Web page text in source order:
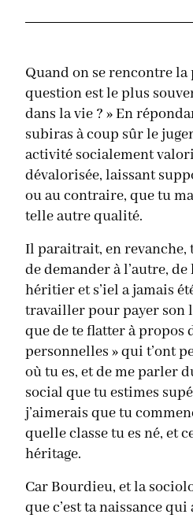
Quand on se rencontre
question est le plus
dans la vie ? » En
subiras à coup sûr le
activité socialement
dévalorisée, laissant
ou au contraire, que tu
telle autre qualité.
Il paraitrait, en
de demander à l’autre,
héritier et s’iel a jamais
travailler pour payer son
que de te flatter à propos
personnelles » qui t’ont
où tu es, et de me parler
social que tu estimes
j’aimerais que tu
quelle classe tu es né, et
héritage.
Car Bourdieu, et la
que c’est ta naissance